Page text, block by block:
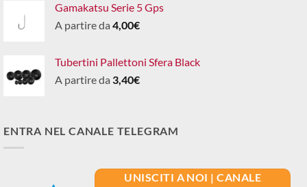
Gamakatsu Serie 5 Gps
A partire da 4,00€
Tubertini Pallettoni Sfera Black
A partire da 3,40€
ENTRA NEL CANALE TELEGRAM
UNISCITI A NOI | CANALE